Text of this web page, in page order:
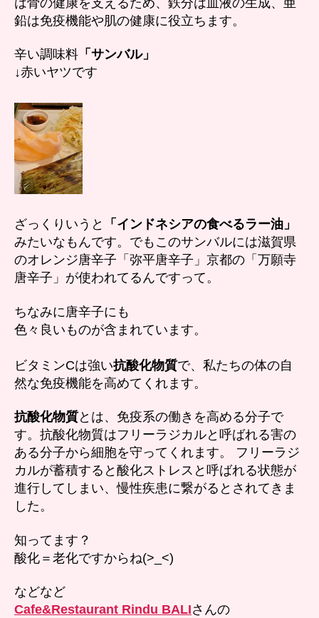
鉛は免疫機能や肌の健康に役立ちます。
辛い調味料 「サンバル」
↓赤いヤツです
ざっくりいうと
「インドネシアの食べるラー油」
みたいなもんです。でもこのサンバルには滋賀県
のオレンジ唐辛子「弥平唐辛子」京都の「万願寺
唐辛子」が使われてるんですって。
ちなみに唐辛子にも
色々良いものが含まれています。
ビタミンCは強い抗酸化物質で、私たちの体の自
然な免疫機能を高めてくれます。
抗酸化物質とは、免疫系の働きを高める分子で
す。抗酸化物質はフリーラジカルと呼ばれる害の
ある分子から細胞を守ってくれます。 フリーラジ
カルが蓄積すると酸化ストレスと呼ばれる状態が
進行してしまい、慢性疾患に繋がるとされてきま
した。
知ってます？
酸化＝老化ですからね(>_<)
などなど
Cafe&Restaurant Rindu BALIさんの